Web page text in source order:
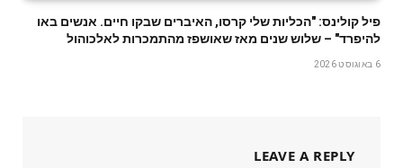
פיל קולינס: "הכליות שלי קרסו, האיברים שבקו חיים. אנשים באו
להיפרד" – שלוש שנים מאז שאושפז מהתמכרות לאלכוהול
6 באוגוסט 2026
LEAVE A REPLY